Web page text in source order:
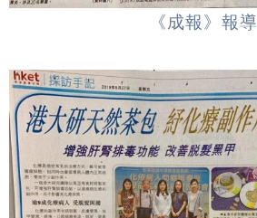
《成報》報導